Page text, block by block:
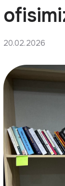
20.02.2026